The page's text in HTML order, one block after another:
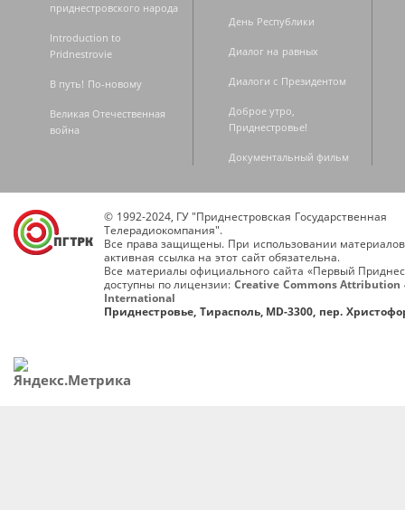
приднестровского народа
Introduction to
Pridnestrovie
В путь! По-новому
Великая Отечественная
война
День Республики
Диалог на равных
Диалоги с Президентом
Доброе утро,
Приднестровье!
Документальный фильм
© 1992-2024, ГУ "Приднестровская Государственная
Телерадиокомпания".
Все права защищены. При использовании
активная ссылка на этот сайт обязательна.
Все материалы официального сайта «Первый
доступны по лицензии: Creative Commons Attribution
International
Приднестровье, Тирасполь, MD-3300, пер.